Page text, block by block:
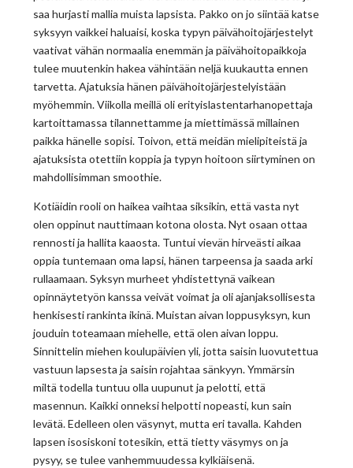
saa hurjasti mallia muista lapsista. Pakko on jo siintää katse
syksyyn vaikkei haluaisi, koska typyn päivähoitojärjestelyt
vaativat vähän normaalia enemmän ja päivähoitopaikkoja
tulee muutenkin hakea vähintään neljä kuukautta ennen
tarvetta. Ajatuksia hänen päivähoitojärjestelyistään
myöhemmin. Viikolla meillä oli erityislastentarhanopettaja
kartoittamassa tilannettamme ja miettimässä millainen
paikka hänelle sopisi. Toivon, että meidän mielipiteistä ja
ajatuksista otettiin koppia ja typyn hoitoon siirtyminen on
mahdollisimman smoothie.
Kotiäidin rooli on haikea vaihtaa siksikin, että vasta nyt
olen oppinut nauttimaan kotona olosta. Nyt osaan ottaa
rennosti ja hallita kaaosta. Tuntui vievän hirveästi aikaa
oppia tuntemaan oma lapsi, hänen tarpeensa ja saada arki
rullaamaan. Syksyn murheet yhdistettynä vaikean
opinnäytetyön kanssa veivät voimat ja oli ajanjaksollisesta
henkisesti rankinta ikinä. Muistan aivan loppusyksyn, kun
jouduin toteamaan miehelle, että olen aivan loppu.
Sinnittelin miehen koulupäivien yli, jotta saisin luovutettua
vastuun lapsesta ja saisin rojahtaa sänkyyn. Ymmärsin
miltä todella tuntuu olla uupunut ja pelotti, että
masennun. Kaikki onneksi helpotti nopeasti, kun sain
levätä. Edelleen olen väsynyt, mutta eri tavalla. Kahden
lapsen isosiskoni totesikin, että tietty väsymys on ja
pysyy, se tulee vanhemmuudessa kylkiäisenä.